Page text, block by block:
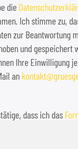
die
Ich stimme zu,
zur Beantwortung
und gespeichert
Ihre Einwilligung
an kontakt
dass ich das
Reisenden bei einer
zur Kennnis